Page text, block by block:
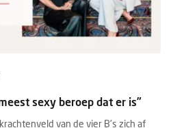
sexy beroep dat er is”
van de vier B’s zich af